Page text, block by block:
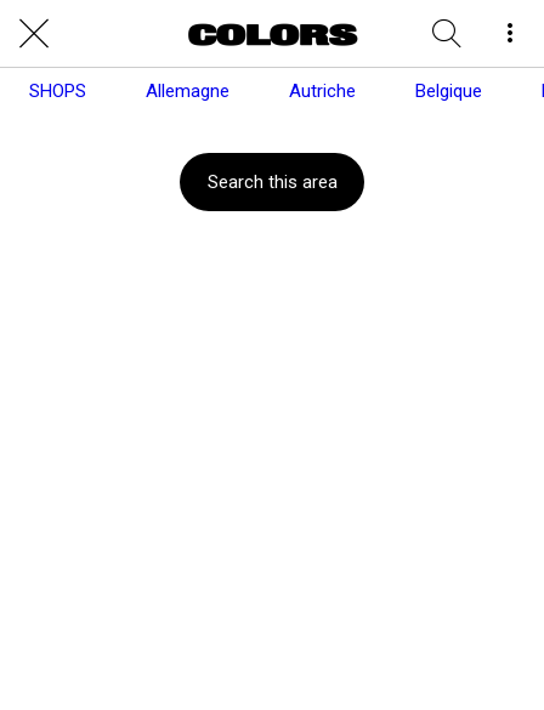
SHOPS Allemagne Autriche Belgique
Search this area